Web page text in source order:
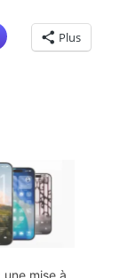
Plus
une mise à